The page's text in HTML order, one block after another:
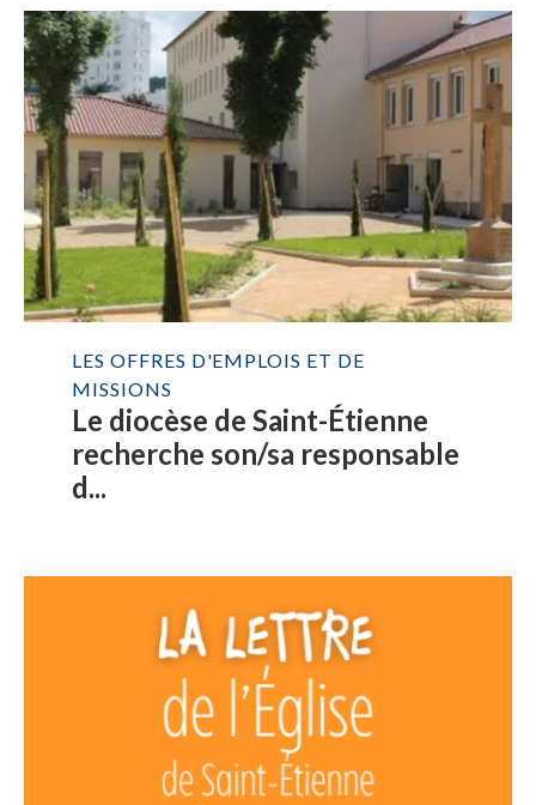
LES OFFRES D'EMPLOIS ET DE
MISSIONS
Le diocèse de Saint-Étienne
recherche son/sa responsable
d...